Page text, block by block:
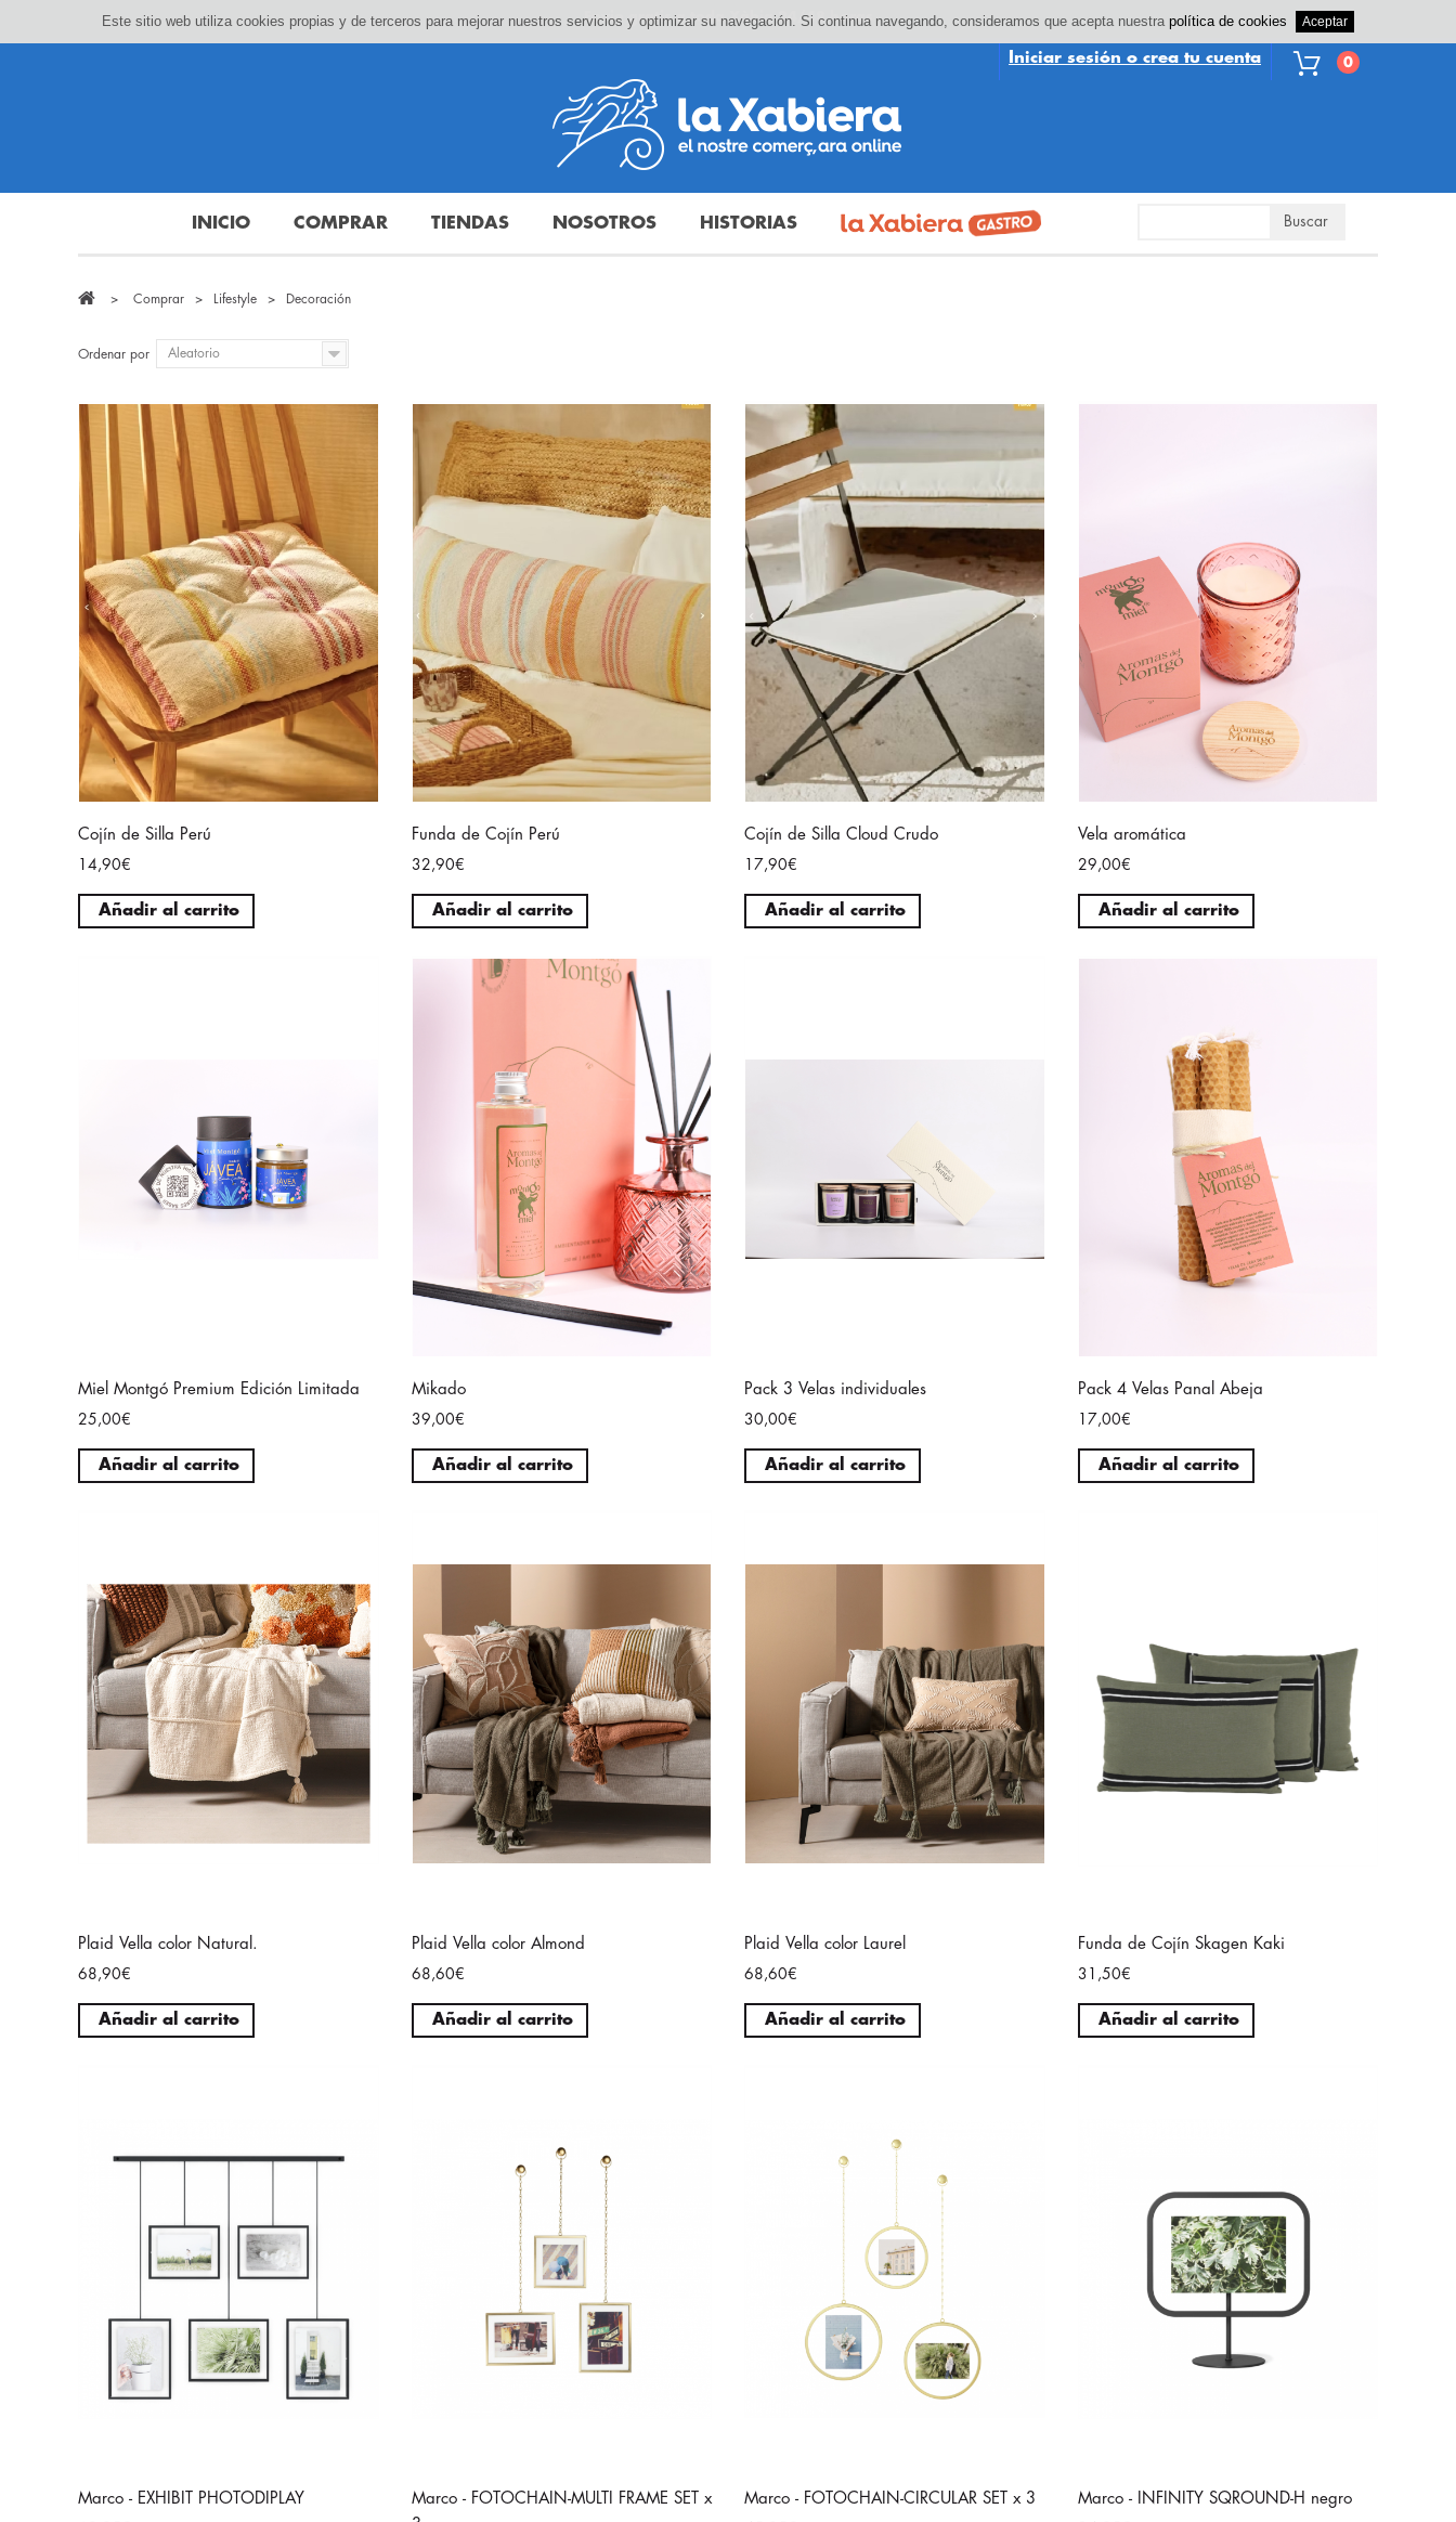
0
Iniciar sesión o crea tu cuenta
INICIO COMPRAR TIENDAS NOSOTROS HISTORIAS
> Comprar > Lifestyle > Decoración
Ordenar por Aleatorio
Cojín de Silla Perú
14,90€
Añadir al carrito
Funda de Cojín Perú
32,90€
Añadir al carrito
Cojín de Silla Cloud Crudo
17,90€
Añadir al carrito
Vela aromática
29,00€
Añadir al carrito
Miel Montgó Premium Edición Limitada
25,00€
Añadir al carrito
Mikado
39,00€
Añadir al carrito
Pack 3 Velas individuales
30,00€
Añadir al carrito
Pack 4 Velas Panal Abeja
17,00€
Añadir al carrito
Plaid Vella color Natural.
68,90€
Añadir al carrito
Plaid Vella color Almond
68,60€
Añadir al carrito
Plaid Vella color Laurel
68,60€
Añadir al carrito
Funda de Cojín Skagen Kaki
31,50€
Añadir al carrito
Marco - EXHIBIT PHOTODIPLAY
Marco - FOTOCHAIN-MULTI FRAME SET x
Marco - FOTOCHAIN-CIRCULAR SET x 3 Marco - INFINITY SQROUND-H negro
Este sitio web utiliza cookies propias y de terceros para mejorar nuestros servicios y optimizar su navegación. Si continua navegando, consideramos que acepta nuestra política de cookies